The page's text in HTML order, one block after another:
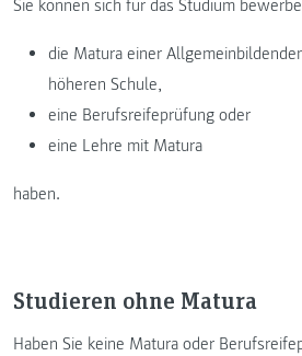
Sie können sich für das Studium
die Matura einer
höheren Schule,
eine Berufsreifeprüfung oder
eine Lehre mit Matura
haben.
Studieren ohne Matura
Haben Sie keine Matura oder